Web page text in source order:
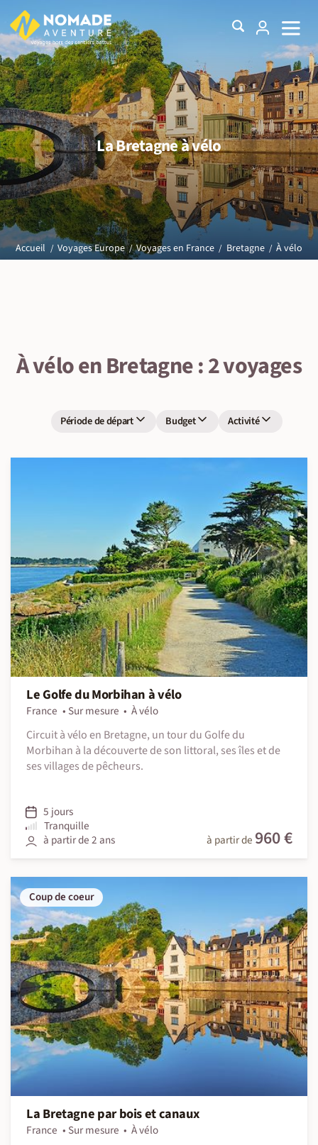
La Bretagne à vélo
Accueil Voyages Europe Voyages en France Bretagne À vélo
À vélo en Bretagne : 2 voyages
Période de départ Budget Activité
Le Golfe du Morbihan à vélo
France Sur mesure
À vélo
Circuit à vélo en Bretagne, un tour du Golfe du
Morbihan à la découverte de son littoral, ses îles et de
ses villages de pêcheurs.
5 jours
Tranquille
à partir de 2 ans
à partir de 960 €
Coup de coeur
La Bretagne par bois et canaux
France Sur mesure
À vélo